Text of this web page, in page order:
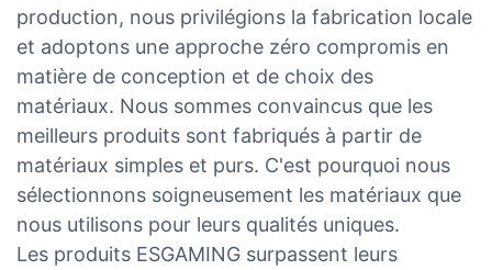
production, nous privilégions la fabrication locale
et adoptons une approche zéro compromis en
matière de conception et de choix des
matériaux. Nous sommes convaincus que les
meilleurs produits sont fabriqués à partir de
matériaux simples et purs. C'est pourquoi nous
sélectionnons soigneusement les matériaux que
nous utilisons pour leurs qualités uniques.
Les produits ESGAMING surpassent leurs